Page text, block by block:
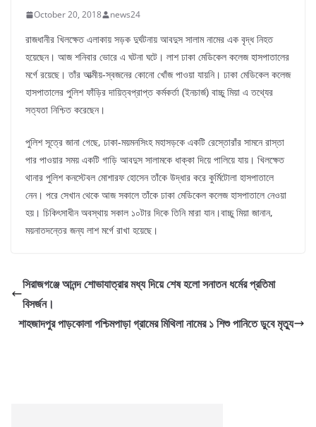
October 20, 2018 news24
রাজধানীর খিলক্ষেত এলাকায় সড়ক দুর্ঘটনায় আবদুস সালাম নামের এক বৃদ্ধ নিহত
হয়েছেন। আজ শনিবার ভোরে এ ঘটনা ঘটে। লাশ ঢাকা মেডিকেল কলেজ হাসপাতালের
মর্গে রয়েছে। তাঁর আত্মীয়-স্বজনের কোনো খোঁজ পাওয়া যায়নি। ঢাকা মেডিকেল কলেজ
হাসপাতালের পুলিশ ফাঁড়ির দায়িত্বপ্রাপ্ত কর্মকর্তা (ইনচার্জ) বাচ্চু মিয়া এ তথ্যের
সত্যতা নিশ্চিত করেছেন।
পুলিশ সূত্রে জানা গেছে, ঢাকা-ময়মনসিংহ মহাসড়কে একটি রেস্তোরাঁর সামনে রাস্তা
পার পাওয়ার সময় একটি গাড়ি আবদুস সালামকে ধাক্কা দিয়ে পালিয়ে যায়। খিলক্ষেত
থানার পুলিশ কনস্টেবল মোশারফ হোসেন তাঁকে উদ্ধার করে কুর্মিটোলা হাসপাতালে
নেন। পরে সেখান থেকে আজ সকালে তাঁকে ঢাকা মেডিকেল কলেজ হাসপাতালে নেওয়া
হয়। চিকিৎসাধীন অবস্থায় সকাল ১০টার দিকে তিনি মারা যান।বাচ্চু মিয়া জানান,
ময়নাতদন্তের জন্য লাশ মর্গে রাখা হয়েছে।
সিরাজগঞ্জে আনন্দ শোভাযাত্রার মধ্য দিয়ে শেষ হলো সনাতন ধর্মের প্রতিমা
বিসর্জন।
শাহজাদপুর পাড়কোলা পশ্চিমপাড়া গ্রামের মিথিলা নামের ১ শিশু পানিতে ডুবে মৃত্যু